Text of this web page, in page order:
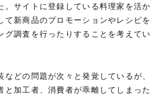
。サイトに登録している料理家を活か
て新商品のプロモーションやレシピを
グ調査を行ったりすることを考えてい
どの問題が次々と発覚しているが、
と加工者、消費者が乖離してしまった